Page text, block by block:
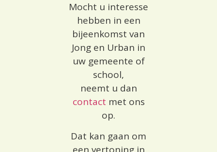
Mocht u interesse
hebben in een
bijeenkomst van
Jong en Urban in
uw gemeente of
school,
neemt u dan
contact met ons
op.
Dat kan gaan om
een vertoning in